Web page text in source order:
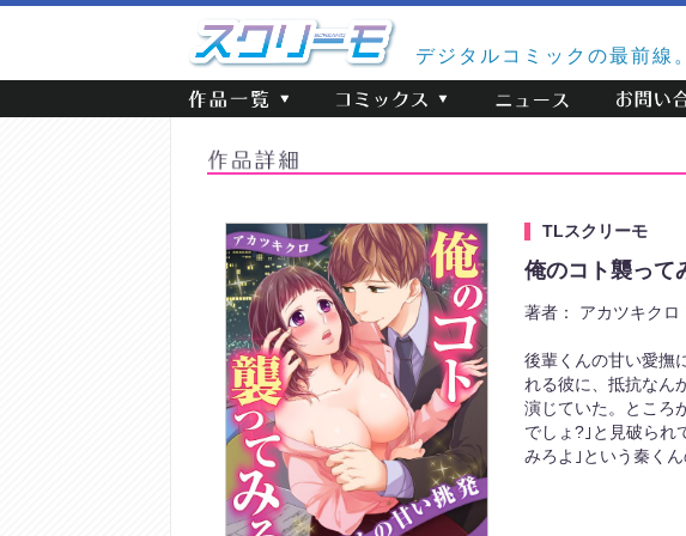
デジタルコミックの最前線。
TLスクリーモ
俺のコト襲って
著者： アカツキクロ
後輩くんの甘い愛撫
れる彼に、抵抗な
演じていた。ところ
でしょ?｣と見破られ
みろよ｣という秦く